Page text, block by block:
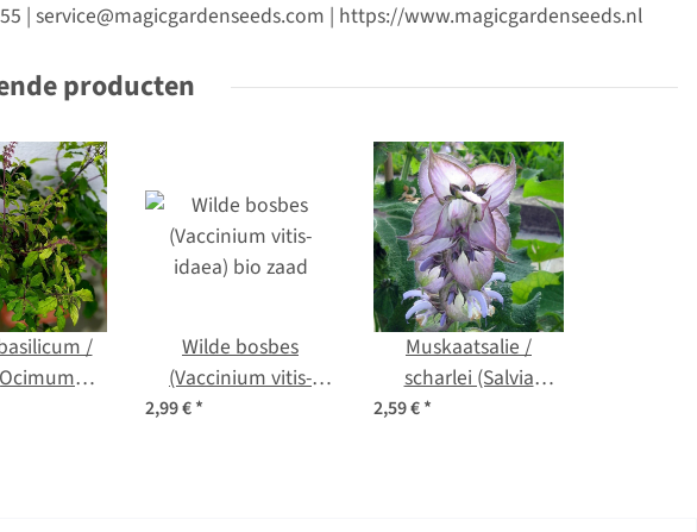
| service@magicgardenseeds.com | https://www.magicgardenseeds.nl
producten
/
syn.
Wilde bosbes
(Vaccinium vitis-
idaea) bio zaad
2,99 €*
Muskaatsalie /
scharlei (Salvia
sclarea) Bio zaad
2,59 €*